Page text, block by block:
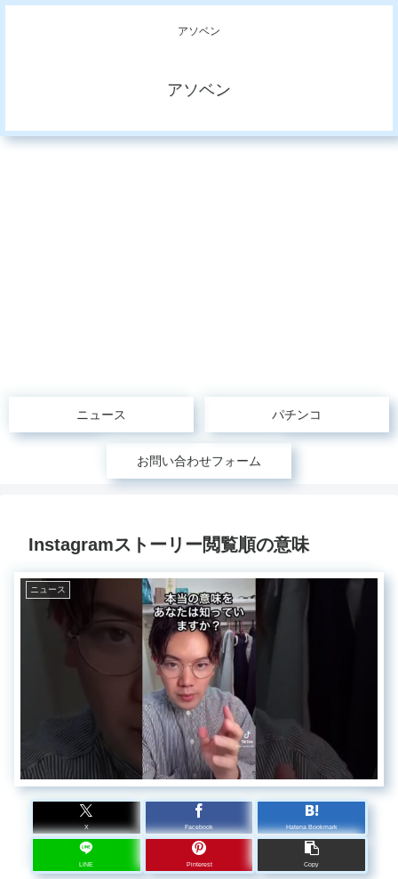
アソベン
アソベン
ニュース パチンコ
お問い合わせフォーム
Instagramストーリー閲覧順の意味
ニュース
X Facebook Hatena Bookmark
LINE Pinterest Copy